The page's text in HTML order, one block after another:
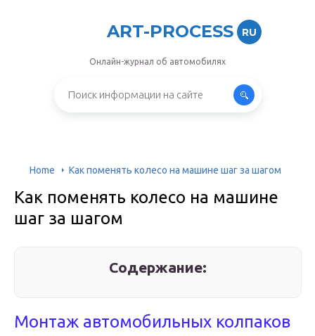
ART-PROCESS RU
Онлайн-журнал об автомобилях
Home Как поменять колесо на машине шаг за шагом
Как поменять колесо на машине
шаг за шагом
Содержание:
Монтаж автомобильных колпаков